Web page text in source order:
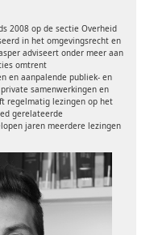
2008 op de sectie Overheid
in het omgevingsrecht en
adviseert onder meer aan
omtrent
en aanpalende publiek- en
samenwerkingen en
regelmatig lezingen op het
gerelateerde
jaren meerdere lezingen